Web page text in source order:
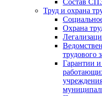
Состав
Труд и охрана
Охрана
трудового
Гарантии